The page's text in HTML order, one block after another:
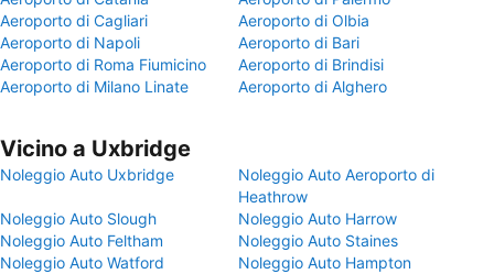
Aeroporto di Cagliari
Aeroporto di Olbia
Aeroporto di Napoli
Aeroporto di Bari
Aeroporto di Roma Fiumicino
Aeroporto di Brindisi
Aeroporto di Milano Linate
Aeroporto di Alghero
Vicino a Uxbridge
Noleggio Auto Uxbridge
Noleggio Auto Aeroporto di
Heathrow
Noleggio Auto Slough
Noleggio Auto Harrow
Noleggio Auto Feltham
Noleggio Auto Staines
Noleggio Auto Watford
Noleggio Auto Hampton